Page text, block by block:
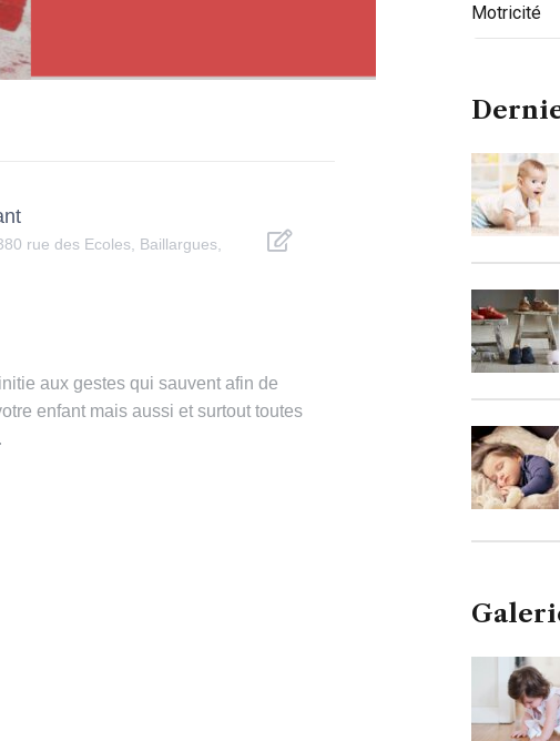
rue des Ecoles, Baillargues,
aux gestes qui sauvent afin de
enfant mais aussi et surtout toutes
Motricité